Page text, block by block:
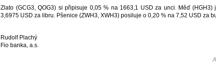
Zlato (GCG3, QOG3) si připisuje 0,05 % na 1663,1 USD za unci. Měď (HGH3)
3,6975 USD za libru. Pšenice (ZWH3, XWH3) posiluje o 0,20 % na 7,52 USD za
Rudolf Plachý
Fio banka, a.s.